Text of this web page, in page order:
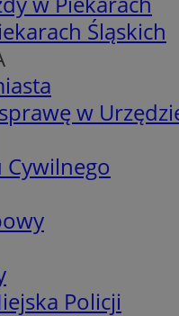
Śląskich
sprawę w
Cywilnego
Policji